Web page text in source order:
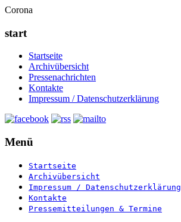
Corona
start
Startseite
Archivübersicht
Pressenachrichten
Kontakte
Impressum / Datenschutzerklärung
Menü
Startseite
Archivübersicht
Impressum / Datenschutzerklärung
Kontakte
Pressemitteilungen & Termine